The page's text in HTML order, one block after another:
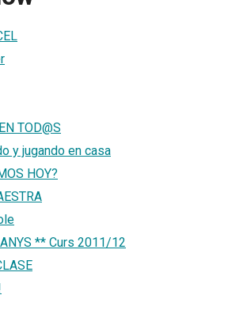
TOD@S
y jugando en casa
HOY?
** Curs 2011/12